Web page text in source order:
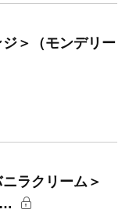
＞（モンデリー
ラクリーム＞